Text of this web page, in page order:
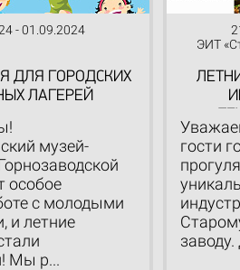
- 01.09.2024
ДЛЯ ГОРОДСКИХ
ЛАГЕРЕЙ
музей-
особое
с молодыми
и летние
Мы р...
ЭИТ
гости
заводу.